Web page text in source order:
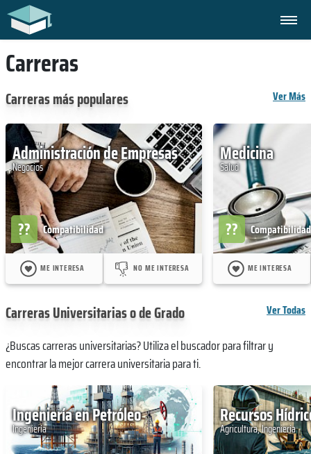
Carreras
Carreras más populares Ver Más
Administración de Empresas
Negocios
Compatibilidad
??
ME INTERESA NO ME INTERESA
Medicina
Salud
Compatibilidad
??
ME INTERESA
Carreras Universitarias o de Grado Ver Todas
¿Buscas carreras universitarias? Utiliza el buscador para filtrar y
encontrar la mejor carrera universitaria para ti.
Ingeniería en Petróleo
Ingeniería
Recursos
Agricultura, Ingeniería